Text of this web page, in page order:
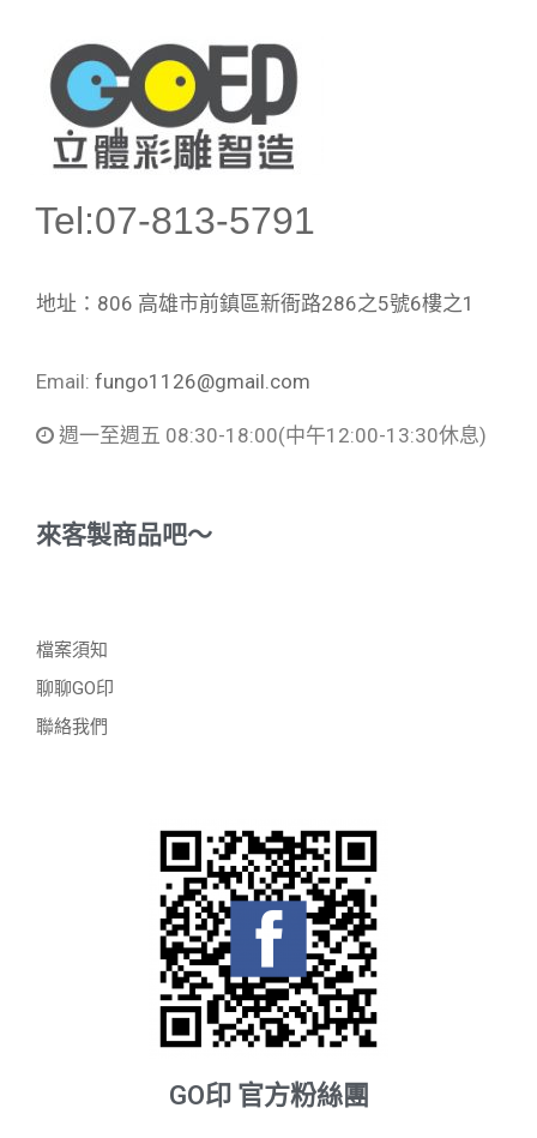
Tel:07-813-5791
地址：806 高雄市前鎮區新衙路286之5號6樓之1
Email: fungo1126@gmail.com
週一至週五 08:30-18:00(中午12:00-13:30休息)
來客製商品吧～
檔案須知
聊聊GO印
聯絡我們
GO印 官方粉絲團